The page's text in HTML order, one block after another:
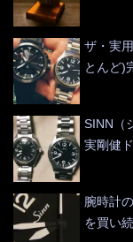
ザ・実
とんど)
SINN（
実剛健
腕時計
を買い